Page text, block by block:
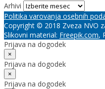
Arhivi
Politika varovanja osebnih
Copyright © 2018 Zveza NVO
Slikovni material: Freepik.com,
Prijava na dogodek
×
Prijava na dogodek
×
Prijava na dogodek